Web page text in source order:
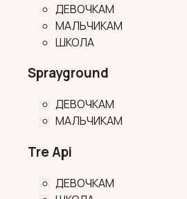
ДЕВОЧКАМ
МАЛЬЧИКАМ
ШКОЛА
Sprayground
ДЕВОЧКАМ
МАЛЬЧИКАМ
Tre Api
ДЕВОЧКАМ